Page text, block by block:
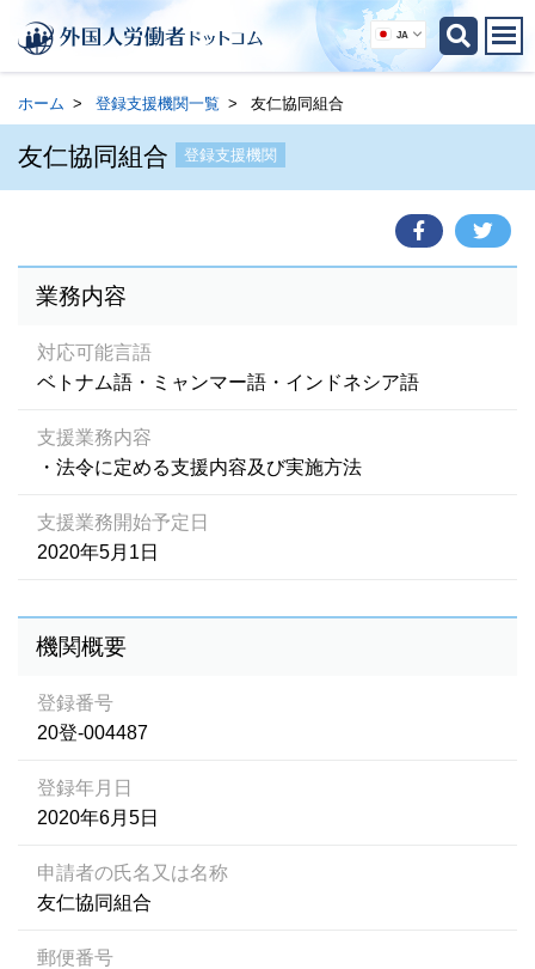
JA
ホーム 登録支援機関一覧 友仁協同組合
友仁協同組合 登録支援機関
業務内容
対応可能言語
ベトナム語・ミャンマー語・インドネシア語
支援業務内容
・法令に定める支援内容及び実施方法
支援業務開始予定日
2020年5月1日
機関概要
登録番号
20登-004487
登録年月日
2020年6月5日
申請者の氏名又は名称
友仁協同組合
郵便番号